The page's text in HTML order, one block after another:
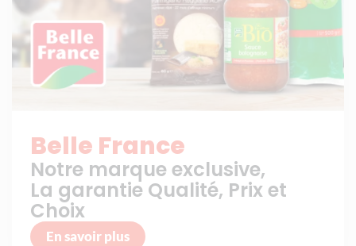
Belle France
Notre marque exclusive,
La garantie Qualité, Prix et
Choix
En savoir plus